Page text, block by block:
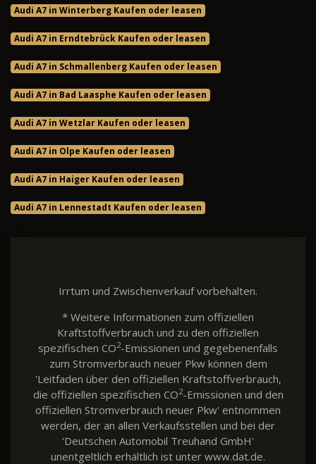
Audi A7 in Winterberg Kaufen oder leasen
Audi A7 in Erndtebrück Kaufen oder leasen
Audi A7 in Schmallenberg Kaufen oder leasen
Audi A7 in Bad Laasphe Kaufen oder leasen
Audi A7 in Wetzlar Kaufen oder leasen
Audi A7 in Olpe Kaufen oder leasen
Audi A7 in Haiger Kaufen oder leasen
Audi A7 in Lennestadt Kaufen oder leasen
Irrtum und Zwischenverkauf vorbehalten.
* Weitere Informationen zum offiziellen
Kraftstoffverbrauch und zu den offiziellen
spezifischen CO2-Emissionen und gegebenenfalls
zum Stromverbrauch neuer Pkw können dem
'Leitfaden über den offiziellen Kraftstoffverbrauch,
die offiziellen spezifischen CO2-Emissionen und den
offiziellen Stromverbrauch neuer Pkw' entnommen
werden, der an allen Verkaufsstellen und bei der
'Deutschen Automobil Treuhand GmbH'
unentgeltlich erhältlich ist unter www.dat.de.